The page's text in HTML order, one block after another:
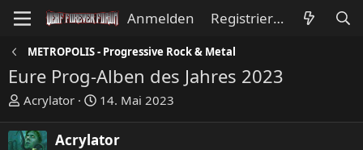
Anmelden Registrieren
METROPOLIS - Progressive Rock & Metal
Eure Prog-Alben des Jahres 2023
E
s
Acrylator
E
s
14. Mai 2023
Acrylator